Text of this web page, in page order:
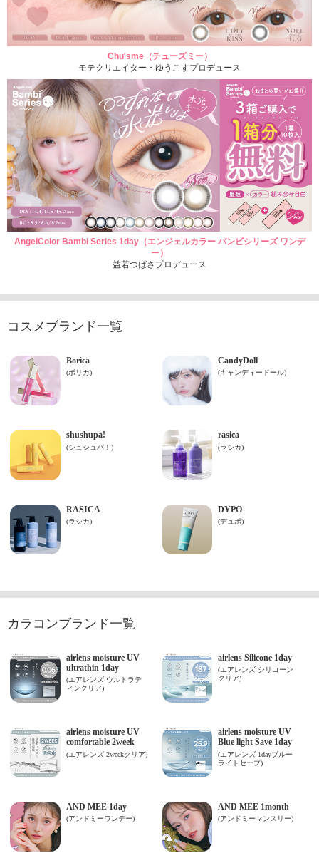
Chu'sme（チューズミー）
モテクリエイター・ゆうこすプロデュース
AngelColor Bambi Series 1day（エンジェルカラー バンビシリーズ ワンデ
ー）
益若つばさプロデュース
コスメブランド一覧
カラコンブランド一覧